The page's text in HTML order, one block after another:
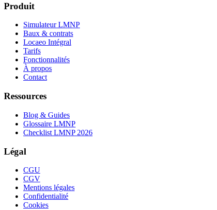
Produit
Simulateur LMNP
Baux & contrats
Locaeo Intégral
Tarifs
Fonctionnalités
À propos
Contact
Ressources
Blog & Guides
Glossaire LMNP
Checklist LMNP 2026
Légal
CGU
CGV
Mentions légales
Confidentialité
Cookies